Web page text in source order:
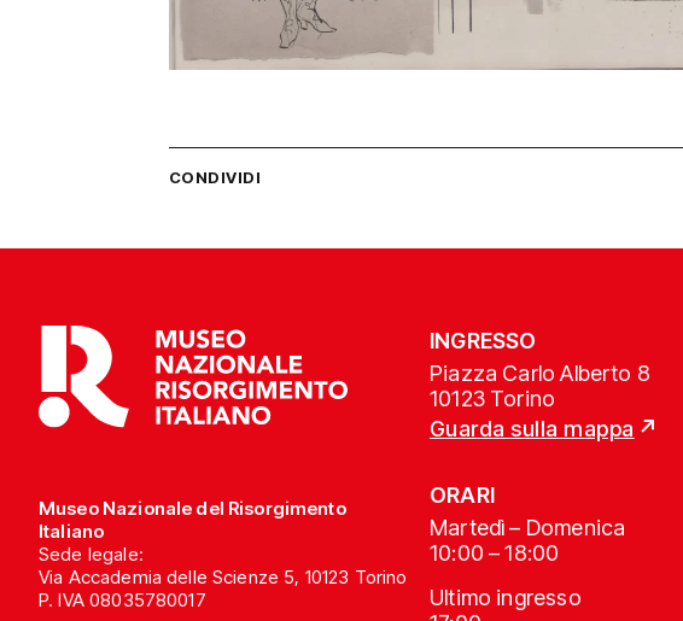
CONDIVIDI
Museo Nazionale del Risorgimento
Italiano
Sede legale:
Via Accademia delle Scienze 5, 10123 Torino
P. IVA 08035780017
INGRESSO
Piazza Carlo Alberto 8
10123 Torino
Guarda sulla mappa
ORARI
Martedì – Domenica
10:00 – 18:00
Ultimo ingresso